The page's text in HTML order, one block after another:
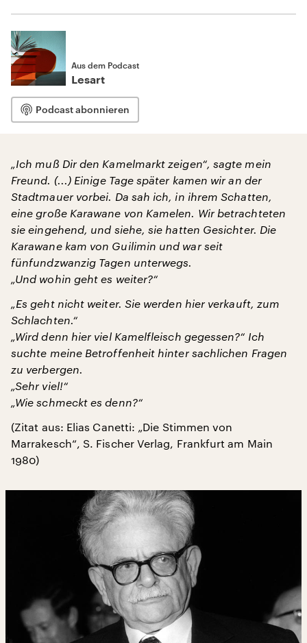
Aus dem Podcast
Lesart
Podcast abonnieren
„Ich muß Dir den Kamelmarkt zeigen“, sagte mein
Freund. (...) Einige Tage später kamen wir an der
Stadtmauer vorbei. Da sah ich, in ihrem Schatten,
eine große Karawane von Kamelen. Wir betrachteten
sie eingehend, und siehe, sie hatten Gesichter. Die
Karawane kam von Guilimin und war seit
fünfundzwanzig Tagen unterwegs.
„Und wohin geht es weiter?“
„Es geht nicht weiter. Sie werden hier verkauft, zum
Schlachten.“
„Wird denn hier viel Kamelfleisch gegessen?“ Ich
suchte meine Betroffenheit hinter sachlichen Fragen
zu verbergen.
„Sehr viel!“
„Wie schmeckt es denn?“
(Zitat aus: Elias Canetti: „Die Stimmen von
Marrakesch“, S. Fischer Verlag, Frankfurt am Main
1980)